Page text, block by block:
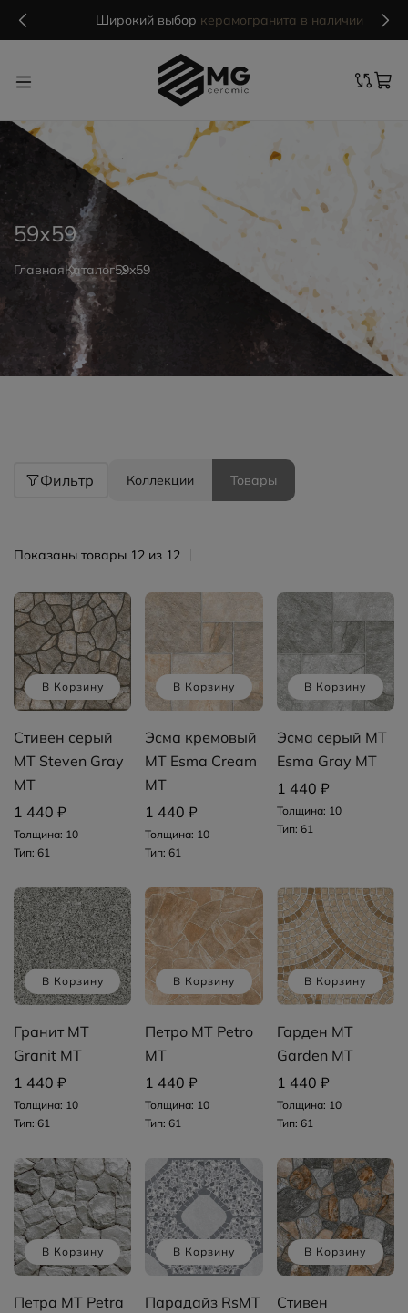
Широкий выборкерамогранита в наличии
59x59
ГлавнаяКаталог59x59
Фильтр Коллекции Товары
Показаны товары 12 из 12
В Корзину
Стивен серый
MT Steven Gray
MT
1 440 ₽
Толщина: 10
Тип: 61
В Корзину
Эсма кремовый
MT Esma Cream
MT
1 440 ₽
Толщина: 10
Тип: 61
В Корзину
Эсма серый MT
Esma Gray MT
1 440 ₽
Толщина: 10
Тип: 61
В Корзину
Гранит MT
Granit MT
1 440 ₽
Толщина: 10
Тип: 61
В Корзину
Петро MT Petro
MT
1 440 ₽
Толщина: 10
Тип: 61
В Корзину
Гарден MT
Garden MT
1 440 ₽
Толщина: 10
Тип: 61
В Корзину
Петра MT Petra
В Корзину
Парадайз RsMT
В Корзину
Стивен